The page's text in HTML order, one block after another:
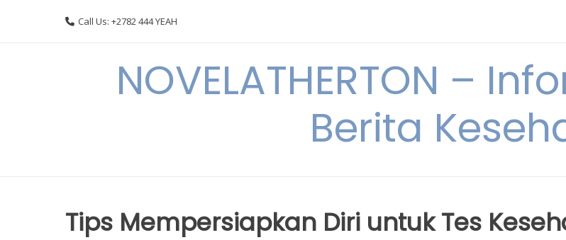
Call Us: +2782 444 YEAH
NOVELATHERTON –
Berita
Tips Mempersiapkan Diri untuk Tes